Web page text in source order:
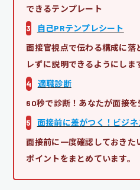
できるテンプレート
3
自己PRテンプレシート
面接官視点で伝わる構成に落
レずに説明できるようにしま
4
適職診断
60秒で診断！あなたが面接
5
面接前に差がつく！ビジネ
面接前に一度確認しておきた
ポイントをまとめています。